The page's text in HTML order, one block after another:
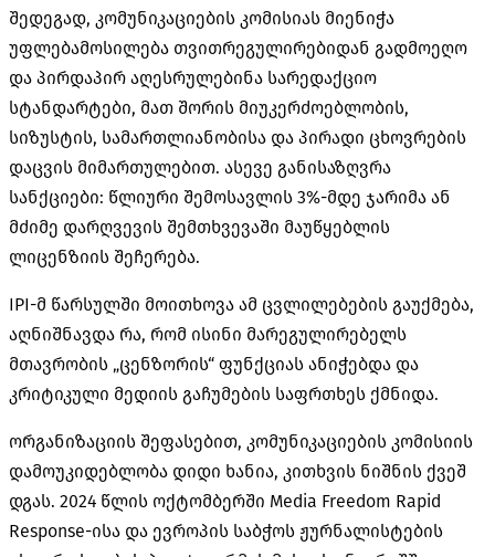
შედეგად, კომუნიკაციების კომისიას მიენიჭა
უფლებამოსილება თვითრეგულირებიდან გადმოეღო
და პირდაპირ აღესრულებინა სარედაქციო
სტანდარტები, მათ შორის მიუკერძოებლობის,
სიზუსტის, სამართლიანობისა და პირადი ცხოვრების
დაცვის მიმართულებით. ასევე განისაზღვრა
სანქციები: წლიური შემოსავლის 3%-მდე ჯარიმა ან
მძიმე დარღვევის შემთხვევაში მაუწყებლის
ლიცენზიის შეჩერება.
IPI-მ წარსულში მოითხოვა ამ ცვლილებების გაუქმება,
აღნიშნავდა რა, რომ ისინი მარეგულირებელს
მთავრობის „ცენზორის“ ფუნქციას ანიჭებდა და
კრიტიკული მედიის გაჩუმების საფრთხეს ქმნიდა.
ორგანიზაციის შეფასებით, კომუნიკაციების კომისიის
დამოუკიდებლობა დიდი ხანია, კითხვის ნიშნის ქვეშ
დგას. 2024 წლის ოქტომბერში Media Freedom Rapid
Response​-ისა და ევროპის საბჭოს ჟურნალისტების